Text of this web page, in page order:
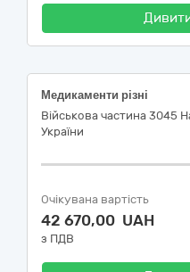
Медикаменти різні
Військова частина 3045
України
Очікувана вартість
42 670,00 UAH
з ПДВ